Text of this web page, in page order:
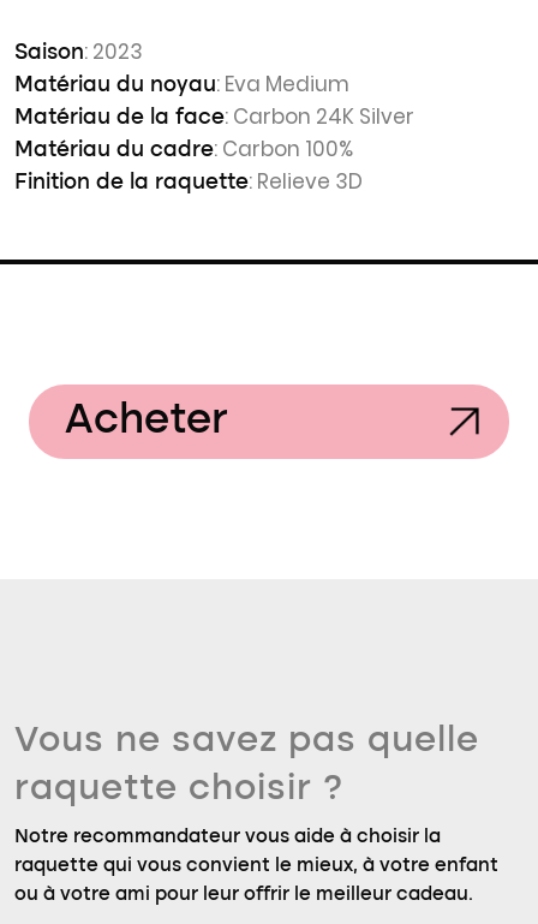
Saison: 2023
Matériau du noyau: Eva Medium
Matériau de la face: Carbon 24K Silver
Matériau du cadre: Carbon 100%
Finition de la raquette: Relieve 3D
Acheter
Vous ne savez pas quelle
raquette choisir ?
Notre recommandateur vous aide à choisir la
raquette qui vous convient le mieux, à votre enfant
ou à votre ami pour leur offrir le meilleur cadeau.